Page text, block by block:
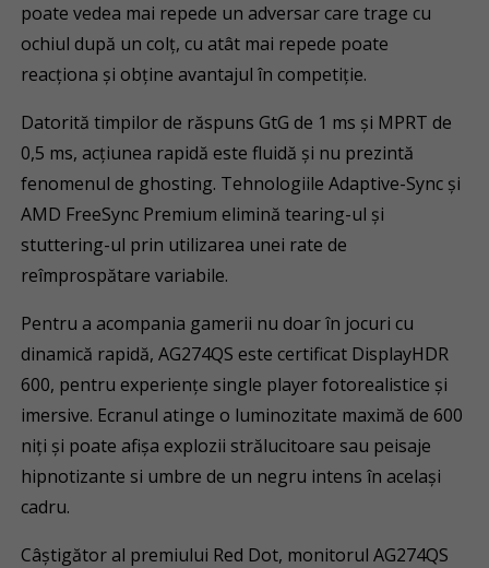
poate vedea mai repede un adversar care trage cu
ochiul după un colț, cu atât mai repede poate
reacționa și obține avantajul în competiție.
Datorită timpilor de răspuns GtG de 1 ms și MPRT de
0,5 ms, acțiunea rapidă este fluidă și nu prezintă
fenomenul de ghosting. Tehnologiile Adaptive-Sync și
AMD FreeSync Premium elimină tearing-ul și
stuttering-ul prin utilizarea unei rate de
reîmprospătare variabile.
Pentru a acompania gamerii nu doar în jocuri cu
dinamică rapidă, AG274QS este certificat DisplayHDR
600, pentru experiențe single player fotorealistice și
imersive. Ecranul atinge o luminozitate maximă de 600
niți și poate afișa explozii strălucitoare sau peisaje
hipnotizante si umbre de un negru intens în același
cadru.
Câștigător al premiului Red Dot, monitorul AG274QS